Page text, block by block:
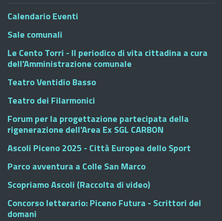
Calendario Eventi
Sale comunali
Le Cento Torri - Il periodico di vita cittadina a cura
dell'Amministrazione comunale
Teatro Ventidio Basso
Teatro dei Filarmonici
Forum per la progettazione partecipata della
rigenerazione dell'Area Ex SGL CARBON
Ascoli Piceno 2025 - Città Europea dello Sport
Parco avventura a Colle San Marco
Scopriamo Ascoli (Raccolta di video)
Concorso letterario: Piceno Futura - Scrittori del
domani